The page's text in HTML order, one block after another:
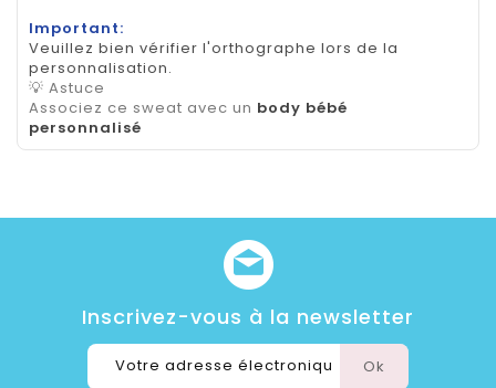
Important:
Veuillez bien vérifier l'orthographe lors de la
personnalisation.
💡 Astuce
Associez ce sweat avec un body bébé
personnalisé
Inscrivez-vous à la newsletter